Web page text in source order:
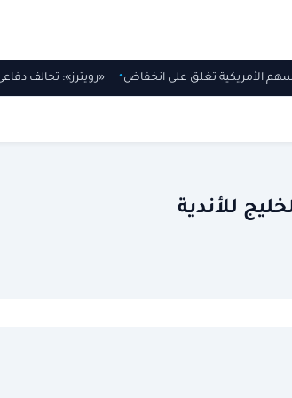
الأسهم الأمريكية تغلق على انخفاض «رويترز»: تحالف
للأندية